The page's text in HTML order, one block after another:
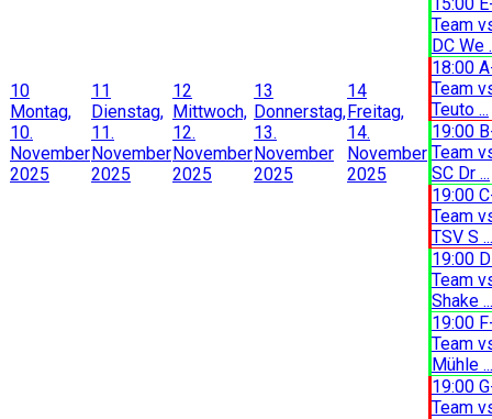
10
Montag,
10.
November
2025
11
Dienstag,
11.
November
2025
12
Mittwoch,
12.
November
2025
13
Donnerstag,
13.
November
2025
14
Freitag,
14.
November
2025
Team
DC We
18:00
Team
Teuto ...
19:00
Team
SC Dr ...
19:00
Team
TSV S ...
19:00
Team
Shake ...
19:00
Team
Mühle ...
19:00
Team